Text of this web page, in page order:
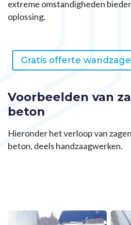
extreme omstandigheden
oplossing.
Gratis offerte
Voorbeelden van
beton
Hieronder het verloop van
beton, deels handzaagwerken.